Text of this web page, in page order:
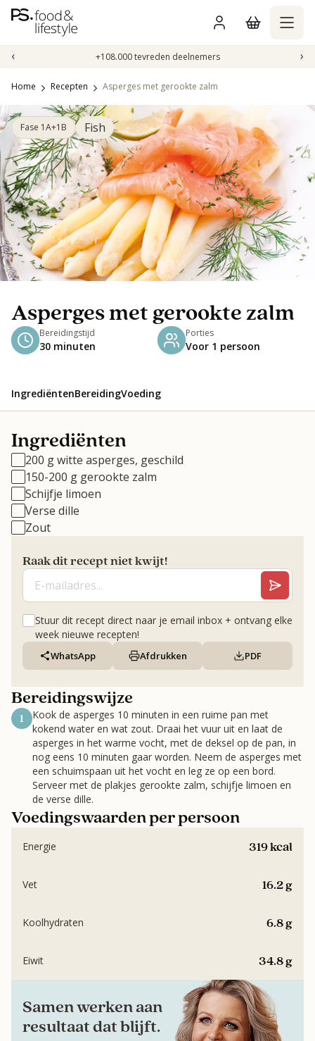
Naar
inhoud
‹ +108.000 tevreden deelnemers ›
Home Recepten Asperges met gerookte zalm
Fase 1A+1B Fish
Asperges met gerookte zalm
Bereidingstijd
30 minuten
Porties
Voor 1 persoon
IngrediëntenBereidingVoeding
Ingrediënten
200 g witte asperges, geschild
150-200 g gerookte zalm
Schijfje limoen
Verse dille
Zout
Raak dit recept niet kwijt!
Stuur dit recept direct naar je email inbox + ontvang elke
week nieuwe recepten!
WhatsApp Afdrukken PDF
Bereidingswijze
1
Kook de asperges 10 minuten in een ruime pan met
kokend water en wat zout. Draai het vuur uit en laat de
asperges in het warme vocht, met de deksel op de pan, in
nog eens 10 minuten gaar worden. Neem de asperges met
een schuimspaan uit het vocht en leg ze op een bord.
Serveer met de plakjes gerookte zalm, schijfje limoen en
de verse dille.
Voedingswaarden per persoon
319 kcal
Energie
16.2 g
Vet
6.8 g
Koolhydraten
34.8 g
Eiwit
Samen werken aan
resultaat dat blijft.